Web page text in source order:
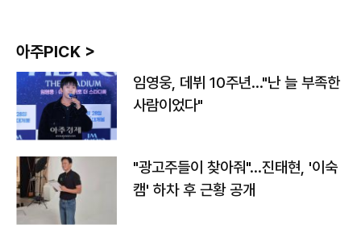
아주PICK >
임영웅, 데뷔 10주년…"난 늘 부족한
사람이었다"
"광고주들이 찾아줘"…진태현, '이숙
캠' 하차 후 근황 공개